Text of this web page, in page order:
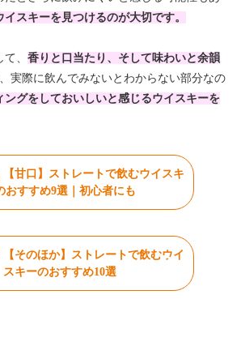
イスキーを見つけるのが大切です。
、 香りと口当たり、そして味わいと余韻
実際に飲んでみないとわからない部分なの
ングをしておいしいと感じるウイスキーを
甘口】ストレートで飲むウイスキ
おすすめ9選｜初心者にも
そのほか】ストレートで飲むウイ
スキーのおすすめ10選